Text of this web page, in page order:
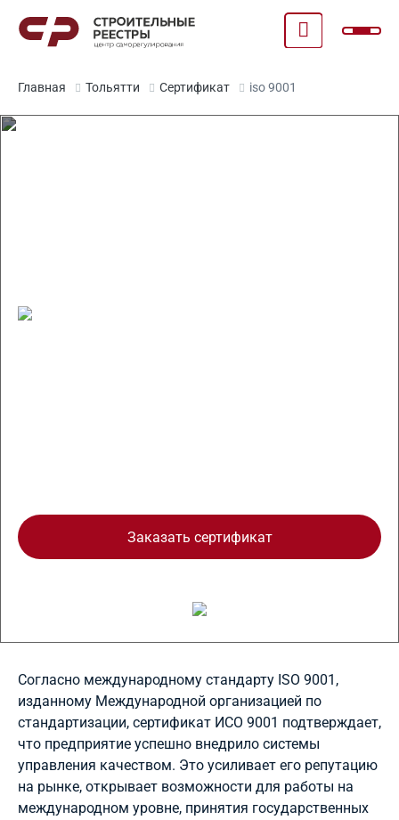
Главная Тольятти Сертификат iso 9001
Заказать сертификат
Согласно международному стандарту ISO 9001,
изданному Международной организацией по
стандартизации, сертификат ИСО 9001 подтверждает,
что предприятие успешно внедрило системы
управления качеством. Это усиливает его репутацию
на рынке, открывает возможности для работы на
международном уровне, принятия государственных